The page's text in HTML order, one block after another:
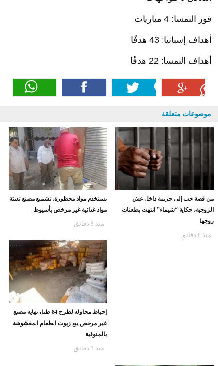
فوز النمسا: 4 مباريات
أهداف إسبانيا: 43 هدفًا
أهداف النمسا: 22 هدفًا
موضوعات متعلقة
من قصة حب إلى جريمة داخل عش
الزوجية، حكاية “شيماء” انتهت بطعنات
زوجها
منذ 8 دقائق
يستخدم مواد محظورة، تشميع مصنع تعبئة
مواد غذائية غير مرخص بأسيوط
منذ 8 دقائق
إحباط محاولة لطرح 84 طنا، نهاية مصنع
غير مرخص يبع زيوت الطعام المغشوشة
بالمنوفية
منذ 8 دقائق